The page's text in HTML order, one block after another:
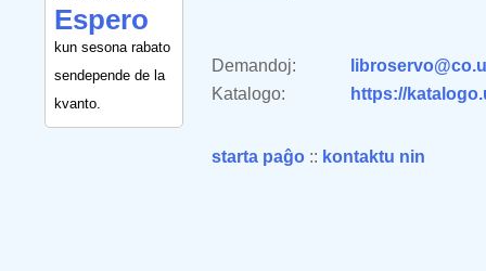
Espero
kun sesona rabato
sendepende de la
kvanto.
Demandoj:
Katalogo:
https://
starta paĝo :: kontaktu nin